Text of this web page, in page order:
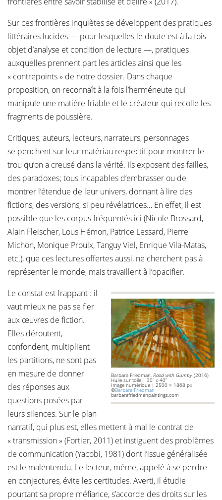
Sur ces frontières inquiètes se développent des pratiques
littéraires lucides — pour lesquelles le doute est à la fois
objet d’analyse et condition de lecture —, pratiques
auxquelles prennent part les articles ainsi que les
« contrepoints » de notre dossier. Dans chaque
proposition, on reconnaît à la fois l’herméneute qui
manipule une matière friable et le créateur qui recolle les
fragments de poussière.
Critiques, auteurs, lecteurs, narrateurs, personnages
se penchent sur leur matériau respectif pour montrer le
trou qu’on a creusé dans la vérité. Ils exposent des failles,
des paradoxes; tous incapables d’embrasser ou de
montrer l’étendue de leur univers, donnant à lire des
fictions, des versions, si peu révélatrices… En effet, il est
possible que les corpus fréquentés ici (Nicole Brossard,
Alain Fleischer, Lous Hémon, Patrice Lessard, Pierre
Michon, Monique Proulx, Tanguy Viel, Enrique Vila-Matas,
etc.), que ces lectures offertes aussi, ne cherchent pas à
représenter le monde, mais travaillent à l’opacifier.
Barbara Friedman, Rood with Gumby (2016)
Huile sur toile | 30” x 40”
Image numérique | 2500 × 1868 px
©Barbara Friedman
barbarafriedmanpaintings.com
Le constat est frappant : il
vaut mieux ne pas se fier
aux œuvres de fiction.
Elles déroutent,
confondent, multiplient
les partitions, ne sont pas
en mesure de donner
des réponses aux
questions posées par
leurs silences. Sur le plan
narratif, qui plus est, elles mettent à mal le contrat de
« transmission » (Fortier, 2011) et instiguent des problèmes
de communication (Yacobi, 1981) dont l’issue généralisée
est le malentendu. Le lecteur, même, appelé à se perdre
en conjectures, évite les certitudes. Averti, il étudie
pourtant sa propre méfiance, s’accorde des droits sur les